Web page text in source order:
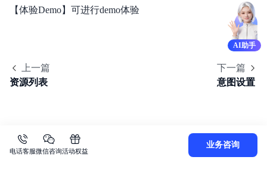
【体验Demo】可进行demo体验
上一篇
资源列表
下一篇
意图设置
AI助手
电话客服微信咨询活动权益
业务咨询